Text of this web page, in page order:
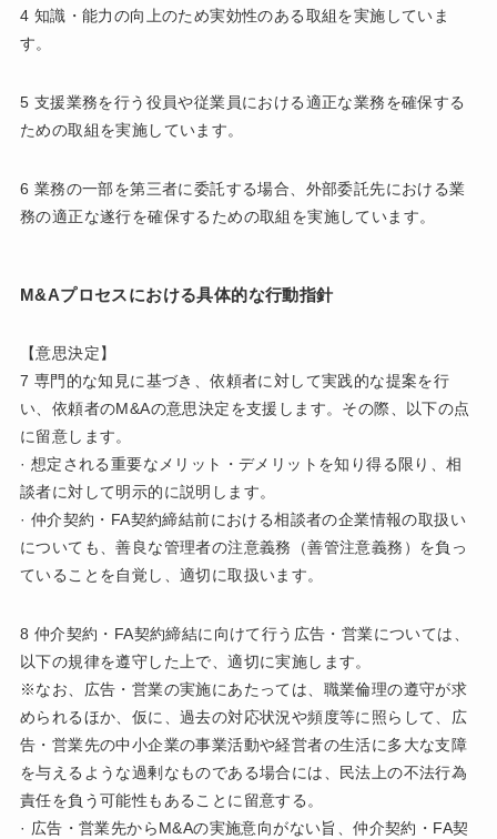
4 知識・能力の向上のため実効性のある取組を実施していま
す。
5 支援業務を行う役員や従業員における適正な業務を確保する
ための取組を実施しています。
6 業務の一部を第三者に委託する場合、外部委託先における業
務の適正な遂行を確保するための取組を実施しています。
M&Aプロセスにおける具体的な行動指針
【意思決定】
7 専門的な知見に基づき、依頼者に対して実践的な提案を行
い、依頼者のM&Aの意思決定を支援します。その際、以下の点
に留意します。
· 想定される重要なメリット・デメリットを知り得る限り、相
談者に対して明示的に説明します。
· 仲介契約・FA契約締結前における相談者の企業情報の取扱い
についても、善良な管理者の注意義務（善管注意義務）を負っ
ていることを自覚し、適切に取扱います。
8 仲介契約・FA契約締結に向けて行う広告・営業については、
以下の規律を遵守した上で、適切に実施します。
※なお、広告・営業の実施にあたっては、職業倫理の遵守が求
められるほか、仮に、過去の対応状況や頻度等に照らして、広
告・営業先の中小企業の事業活動や経営者の生活に多大な支障
を与えるような過剰なものである場合には、民法上の不法行為
責任を負う可能性もあることに留意する。
· 広告・営業先からM&Aの実施意向がない旨、仲介契約・FA契